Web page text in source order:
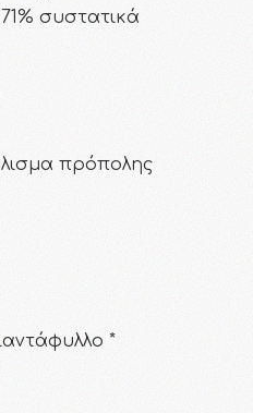
συστατικά
πρόπολης
τριαντάφυλλο *